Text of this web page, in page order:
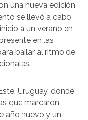
una nueva edición
se llevó a cabo
a un verano en
en las
bailar al ritmo de
Uruguay, donde
que marcaron
año nuevo y un